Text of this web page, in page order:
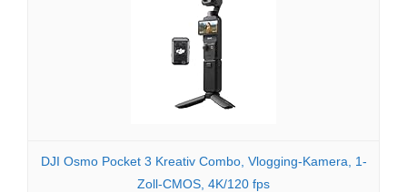
DJI Osmo Pocket 3 Kreativ Combo, Vlogging-Kamera, 1-
Zoll-CMOS, 4K/120 fps